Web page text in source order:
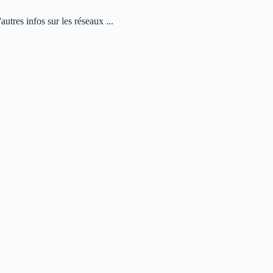
infos sur les réseaux ...